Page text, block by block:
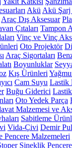
Akü Akü Şarj
Araç Dış Aksesuar
Çıtaları Tampon
Vinç ve Vinç
Oto Projektör
Araç Sigortaları
Boyunluklar
Kış Ürünleri
Cam Suyu Lastik
Buğu Giderici
Oto Yedek Parça
Malzemesi ve
Sabitleme
Vida-Çivi Demir Pul
Pencere Malzemeleri
Sineklik